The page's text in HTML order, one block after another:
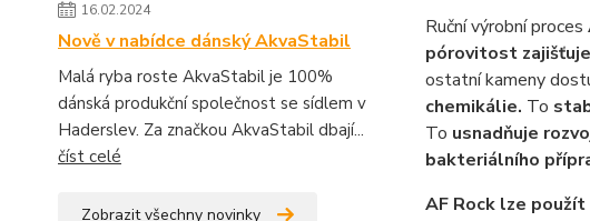
16.02.2024
Nově v nabídce dánský AkvaStabil
Malá ryba roste AkvaStabil je 100%
dánská produkční společnost se sídlem v
Haderslev. Za značkou AkvaStabil dbají...
číst celé
Zobrazit všechny novinky
Ruční výrobní proces
pórovitost
ostatní kameny
chemikálie. To
To usnadňuje
bakteriálního
AF Rock lze